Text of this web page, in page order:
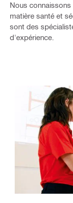
Nous
matière santé et
sont des
d'expérience.